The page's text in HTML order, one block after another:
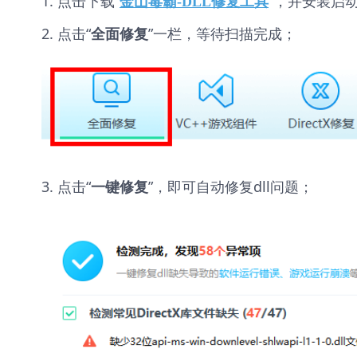
2. 点击“全面修复”一栏，等待扫描完成；
3. 点击“一键修复”，即可自动修复dll问题；